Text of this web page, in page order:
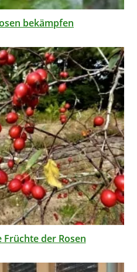
bekämpfen
Früchte der Rosen